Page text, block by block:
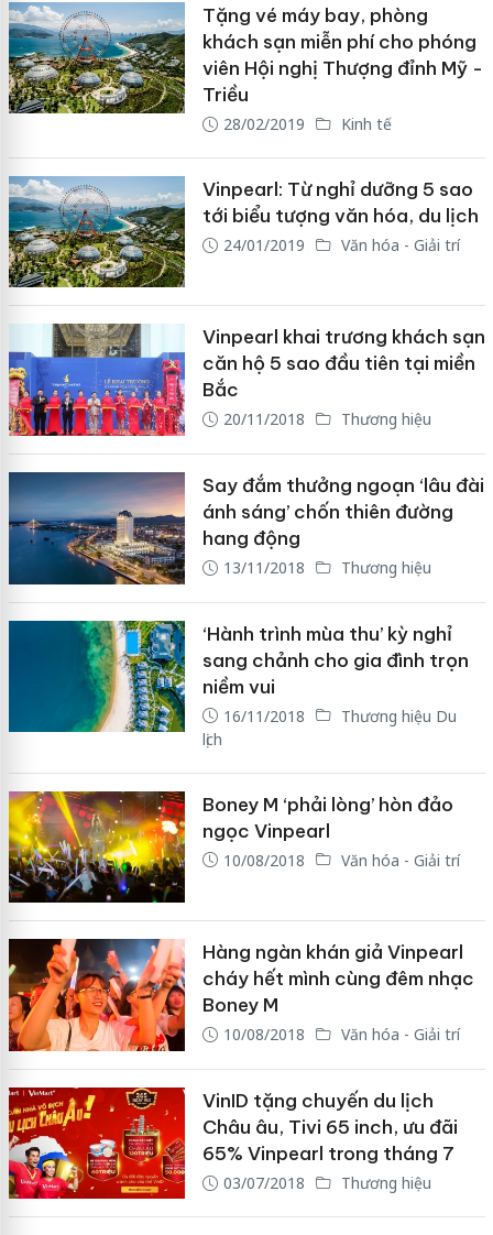
Tặng vé máy bay, phòng
khách sạn miễn phí cho phóng
viên Hội nghị Thượng đỉnh Mỹ -
Triều
28/02/2019 Kinh tế
Vinpearl: Từ nghỉ dưỡng 5 sao
tới biểu tượng văn hóa, du lịch
24/01/2019 Văn hóa - Giải trí
Vinpearl khai trương khách sạn
căn hộ 5 sao đầu tiên tại miền
Bắc
20/11/2018 Thương hiệu
Say đắm thưởng ngoạn ‘lâu đài
ánh sáng’ chốn thiên đường
hang động
13/11/2018 Thương hiệu
‘Hành trình mùa thu’ kỳ nghỉ
sang chảnh cho gia đình trọn
niềm vui
16/11/2018
Thương hiệu Du
lịch
Boney M ‘phải lòng’ hòn đảo
ngọc Vinpearl
10/08/2018 Văn hóa - Giải trí
Hàng ngàn khán giả Vinpearl
cháy hết mình cùng đêm nhạc
Boney M
10/08/2018 Văn hóa - Giải trí
VinID tặng chuyến du lịch
Châu âu, Tivi 65 inch, ưu đãi
65% Vinpearl trong tháng 7
03/07/2018 Thương hiệu